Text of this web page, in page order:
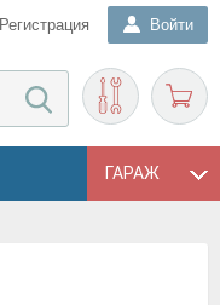
Регистрация Войти
ГАРАЖ